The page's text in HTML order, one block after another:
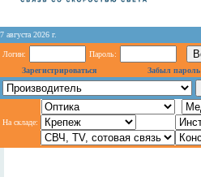
7 августа 2026 г.
Логин:
Пароль:
Зарегистрироваться
Забыл пароль
На складе: